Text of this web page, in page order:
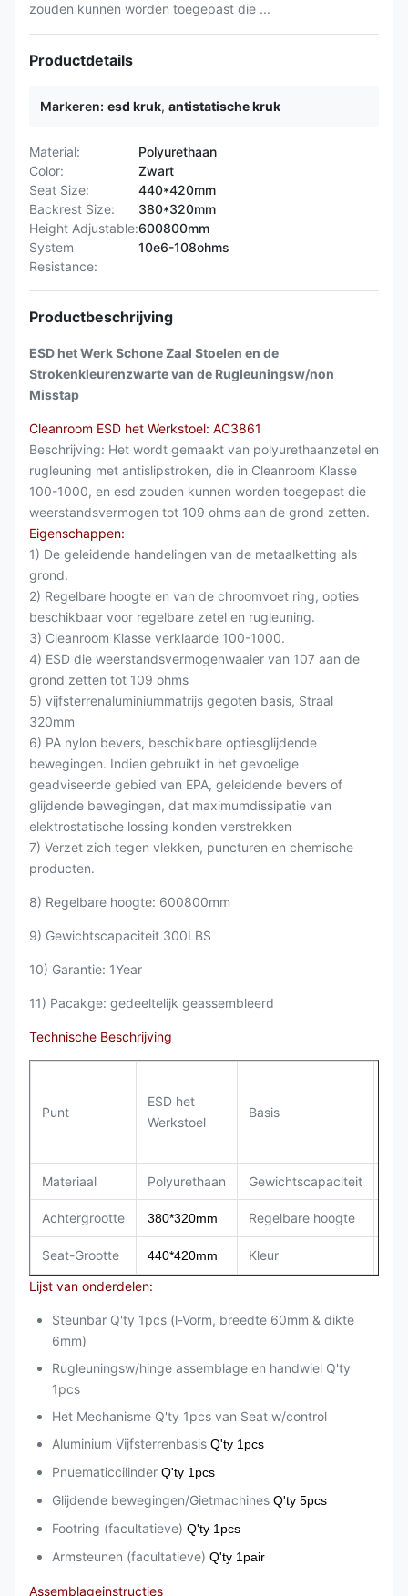
zouden kunnen worden toegepast die ...
Productdetails
Markeren: esd kruk, antistatische kruk
Material:
Polyurethaan
Color:
Zwart
Seat Size:
440*420mm
Backrest Size:
380*320mm
Height Adjustable:600800mm
System
Resistance:
10e6-108ohms
Productbeschrijving
ESD het Werk Schone Zaal Stoelen en de
Strokenkleurenzwarte van de Rugleuningsw/non
Misstap
Cleanroom ESD het Werkstoel: AC3861
Beschrijving: Het wordt gemaakt van polyurethaanzetel en
rugleuning met antislipstroken, die in Cleanroom Klasse
100-1000, en esd zouden kunnen worden toegepast die
weerstandsvermogen tot 109 ohms aan de grond zetten.
Eigenschappen:
1) De geleidende handelingen van de metaalketting als
grond.
2) Regelbare hoogte en van de chroomvoet ring, opties
beschikbaar voor regelbare zetel en rugleuning.
3) Cleanroom Klasse verklaarde 100-1000.
4) ESD die weerstandsvermogenwaaier van 107 aan de
grond zetten tot 109 ohms
5) vijfsterrenaluminiummatrijs gegoten basis, Straal
320mm
6) PA nylon bevers, beschikbare optiesglijdende
bewegingen. Indien gebruikt in het gevoelige
geadviseerde gebied van EPA, geleidende bevers of
glijdende bewegingen, dat maximumdissipatie van
elektrostatische lossing konden verstrekken
7) Verzet zich tegen vlekken, puncturen en chemische
producten.
8) Regelbare hoogte: 600800mm
9) Gewichtscapaciteit 300LBS
10) Garantie: 1Year
11) Pacakge: gedeeltelijk geassembleerd
Technische Beschrijving
Punt
ESD het
Werkstoel
Basis
Materiaal Polyurethaan Gewichtscapaciteit
Achtergrootte 380*320mm Regelbare hoogte
Seat-Grootte 440*420mm Kleur
Lijst van onderdelen:
Steunbar Q'ty 1pcs (l-Vorm, breedte 60mm & dikte
6mm)
Rugleuningsw/hinge assemblage en handwiel Q'ty
1pcs
Het Mechanisme Q'ty 1pcs van Seat w/control
Aluminium Vijfsterrenbasis Q'ty 1pcs
Pnuematiccilinder Q'ty 1pcs
Glijdende bewegingen/Gietmachines Q'ty 5pcs
Footring (facultatieve) Q'ty 1pcs
Armsteunen (facultatieve) Q'ty 1pair
Assemblageinstructies